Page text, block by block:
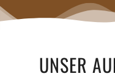
UNSER